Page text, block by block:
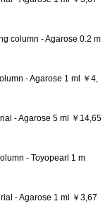
column - Agarose 0.2 m
- Agarose 1 ml ￥4,
- Agarose 5 ml ￥14,65
- Toyopearl 1 m
- Agarose 1 ml ￥3,67